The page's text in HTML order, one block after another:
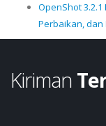
OpenShot
Perbaikan, dan
Kiriman